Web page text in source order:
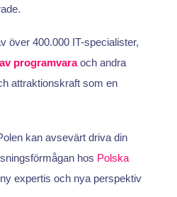
över 400.000 IT-specialister,
programvaraoch andra
attraktionskraft som en
kan avsevärt driva din
hos Polska
expertis och nya perspektiv